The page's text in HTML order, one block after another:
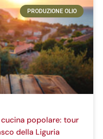
PRODUZIONE OLIO
popolare: tour
della Liguria